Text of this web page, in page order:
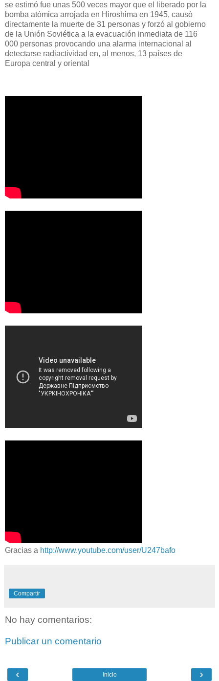
se estimó fue unas 500 veces mayor que el liberado por la
bomba atómica arrojada en Hiroshima en 1945, causó
directamente la muerte de 31 personas y forzó al gobierno
de la Unión Soviética a la evacuación inmediata de 116
000 personas provocando una alarma internacional al
detectarse radiactividad en, al menos, 13 países de
Europa central y oriental
Gracias a http://www.youtube.com/user/U247bafo
Compartir
No hay comentarios:
Publicar un comentario
‹ ›
Inicio